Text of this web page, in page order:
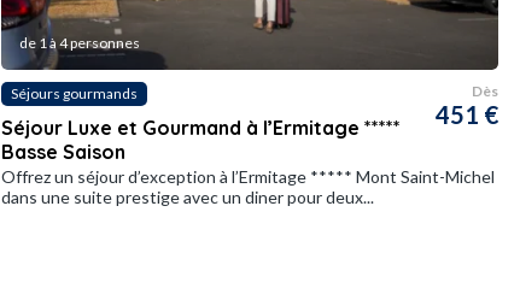
de 1 à 4 personnes
Séjours gourmands
Séjour Luxe et Gourmand à l’Ermitage *****
Basse Saison
Dès
451 €
Offrez un séjour d’exception à l’Ermitage ***** Mont Saint-Michel
dans une suite prestige avec un diner pour deux...